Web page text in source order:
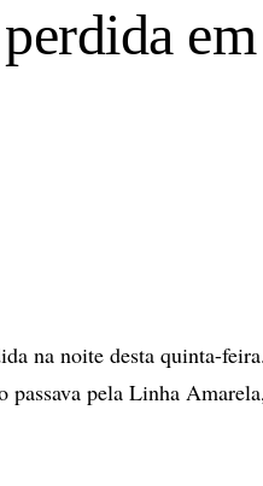
na noite desta quinta-feira.
passava pela Linha